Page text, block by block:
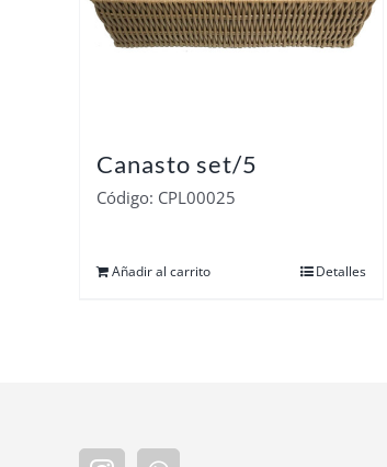
Canasto set/5
Código: CPL00025
Añadir al carrito Detalles